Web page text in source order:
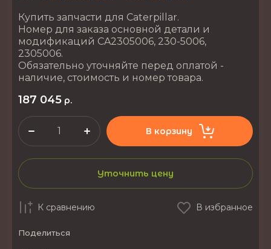
Купить запчасти для Caterpillar.
Номер для заказа основной детали и
модификаций CA2305006, 230-5006,
2305006.
Обязательно уточняйте перед оплатой -
наличие, стоимость и номер товара.
187 045 р.
В корзину
Уточнить цену
К сравнению В избранное
Поделиться